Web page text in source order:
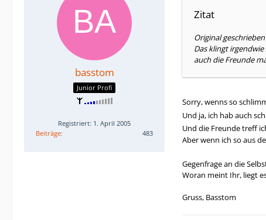
basstom
Junior Profi
Registriert: 1. April 2005
Beiträge
483
Zitat
Original
Das klingt
auch die Freunde
Sorry, wenns so
Und ja, ich hab auch
Und die Freunde treff
Aber wenn ich so aus
Gegenfrage an die
Woran meint Ihr, liegt
Gruss, Basstom